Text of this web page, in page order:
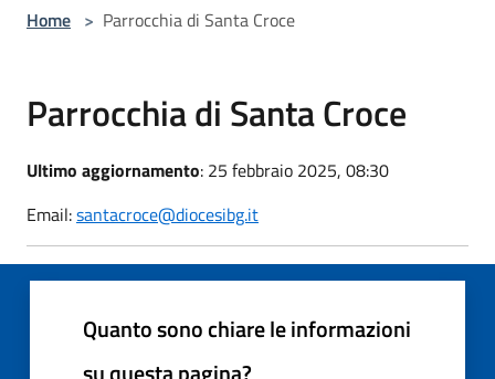
Home > Parrocchia di Santa Croce
Parrocchia di Santa Croce
Ultimo aggiornamento: 25 febbraio 2025, 08:30
Email:santacroce@diocesibg.it
Quanto sono chiare le informazioni